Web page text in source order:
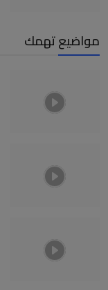
مواضيع تهمك